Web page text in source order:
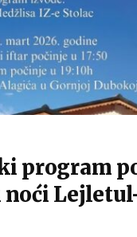
program
noći